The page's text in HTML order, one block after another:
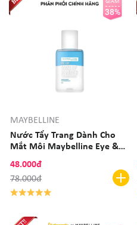
GIẢM
38%
MAYBELLINE
Nước Tẩy Trang Dành Cho
Mắt Môi Maybelline Eye &
48.000đ
78.000đ